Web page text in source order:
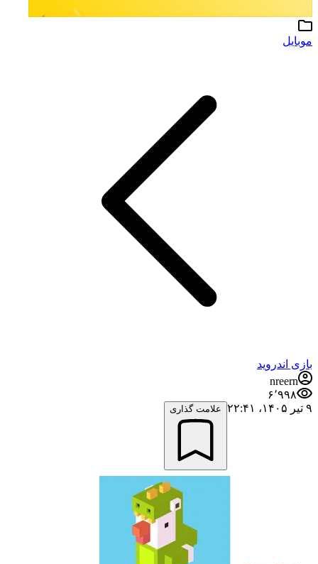
موبایل
بازی اندروید
nreern
۶٬۹۹۸
۹ تیر ۱۴۰۵،‏ ۲۲:۴۱
علامت گذاری